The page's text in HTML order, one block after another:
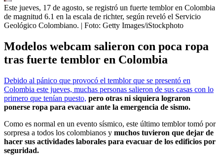
Este jueves, 17 de agosto, se registró un fuerte temblor en Colombia
de magnitud 6.1 en la escala de richter, según reveló el Servicio
Geológico Colombiano. | Foto: Getty Images/iStockphoto
Modelos webcam salieron con poca ropa
tras fuerte temblor en Colombia
Debido al pánico que provocó el temblor que se presentó en
Colombia este jueves, muchas personas salieron de sus casas con lo
primero que tenían puesto, pero otras ni siquiera lograron
ponerse ropa para evacuar ante la emergencia de sismo.
Como es normal en un evento sísmico, este último temblor tomó por
sorpresa a todos los colombianos y muchos tuvieron que dejar de
hacer sus actividades laborales para evacuar de los edificios por
seguridad.